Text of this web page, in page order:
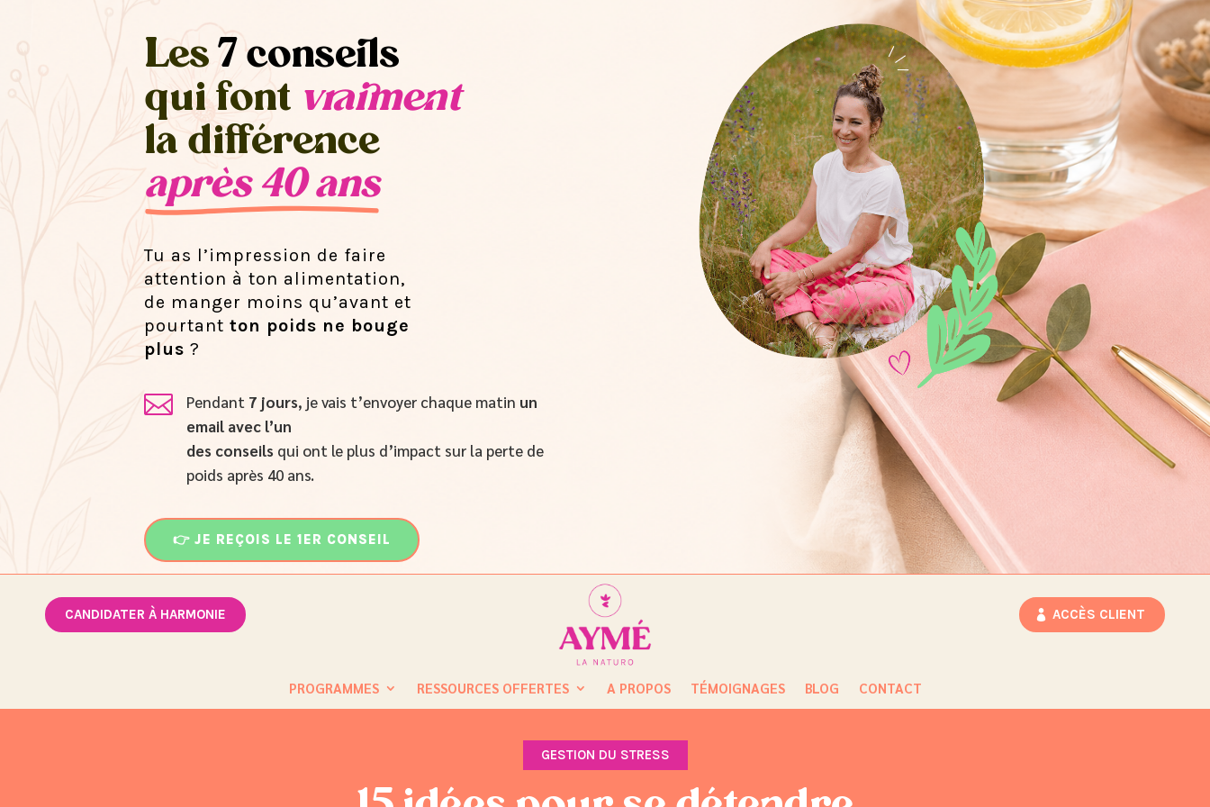
Les7 conseils
qui font vraiment
la différence
après 40 ans
Tu as l’impression de faire
attention à ton alimentation,
de manger moins qu’avant et
pourtant ton poids ne bouge
plus ?
 Pendant 7 jours, je vais t’envoyer chaque matin un
email avec l’un
des conseils qui ont le plus d’impact sur la perte de
poids après 40 ans.
👉 JE REÇOIS LE 1ER CONSEIL
CANDIDATER À HARMONIE ACCÈS CLIENT
PROGRAMMES RESSOURCES OFFERTES A PROPOS TÉMOIGNAGES BLOG CONTACT
GESTION DU STRESS